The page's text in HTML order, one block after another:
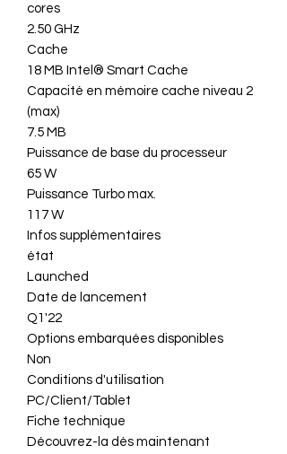
cores
2.50 GHz
Cache
18 MB Intel® Smart Cache
Capacité en mémoire cache niveau 2
(max)
7.5 MB
Puissance de base du processeur
65 W
Puissance Turbo max.
117 W
Infos supplémentaires
état
Launched
Date de lancement
Q1'22
Options embarquées disponibles
Non
Conditions d'utilisation
PC/Client/Tablet
Fiche technique
Découvrez-la dès maintenant